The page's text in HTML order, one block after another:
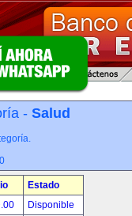
- Salud
Estado
Disponible